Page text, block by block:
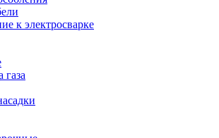
к электросварке
газа